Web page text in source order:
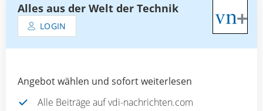
Alles aus der Welt der Technik
LOGIN
Angebot wählen und sofort weiterlesen
Alle Beiträge auf vdi-nachrichten.com